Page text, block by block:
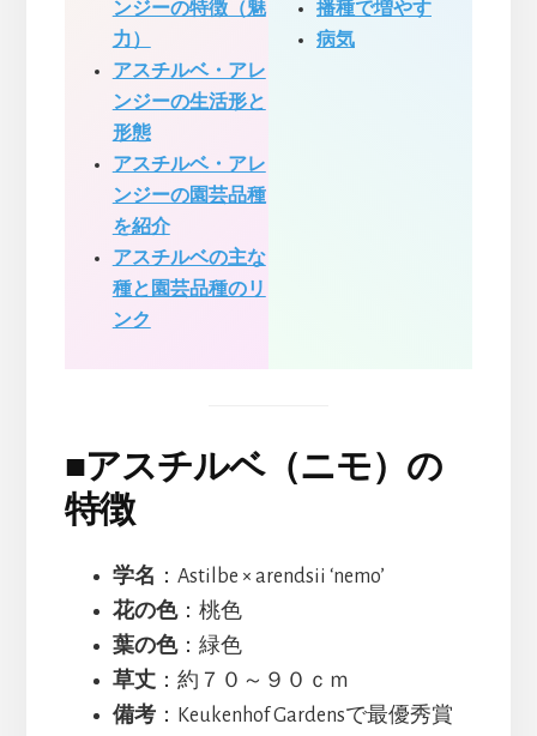
ンジーの特徴（魅
力）
アスチルベ・アレ
ンジーの生活形と
形態
アスチルベ・アレ
ンジーの園芸品種
を紹介
アスチルベの主な
種と園芸品種のリ
ンク
播種で増やす
病気
■アスチルベ（ニモ）の
特徴
学名 ：Astilbe × arendsii ‘nemo’
花の色：桃色
葉の色：緑色
草丈：約７０～９０ｃｍ
備考：Keukenhof Gardensで最優秀賞